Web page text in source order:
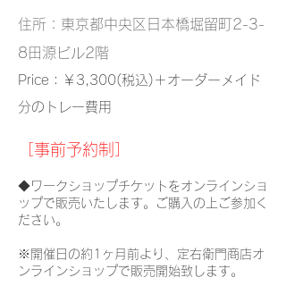
住所：東京都中央区日本橋堀留町2-3-
8田源ビル2階
Price：￥3,300(税込)＋オーダーメイド
分のトレー費用
​［事前予約制］
◆ワークショップチケットをオンラインショ
ップで販売いたします。ご購入の上ご参加く
ださい。
※開催日の約1ヶ月前より、定右衛門商店オ
ンラインショップで販売開始致します。